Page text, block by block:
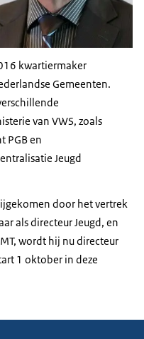
kwartiermaker
Gemeenten.
van VWS, zoals
PGB en
Jeugd
door het vertrek
als directeur Jeugd, en
wordt hij nu directeur
1 oktober in deze